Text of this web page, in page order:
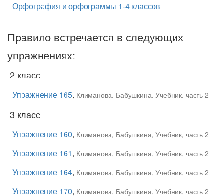
Орфография и орфограммы 1-4 классов
Правило встречается в следующих
упражнениях:
2 класс
Упражнение 165, Климанова, Бабушкина, Учебник, часть 2
3 класс
Упражнение 160, Климанова, Бабушкина, Учебник, часть 2
Упражнение 161, Климанова, Бабушкина, Учебник, часть 2
Упражнение 164, Климанова, Бабушкина, Учебник, часть 2
Упражнение 170, Климанова, Бабушкина, Учебник, часть 2